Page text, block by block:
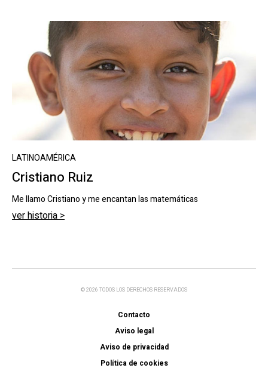
LATINOAMÉRICA
Cristiano Ruiz
Me llamo Cristiano y me encantan las matemáticas
ver historia >
© 2026 TODOS LOS DERECHOS RESERVADOS
Contacto
Aviso legal
Aviso de privacidad
Política de cookies